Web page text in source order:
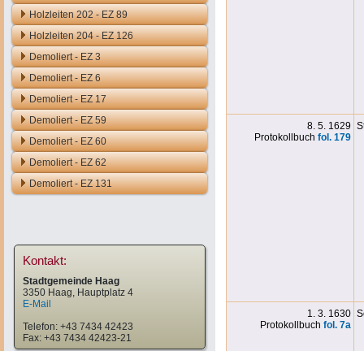
Holzleiten 202 - EZ 89
Holzleiten 204 - EZ 126
Demoliert - EZ 3
Demoliert - EZ 6
Demoliert - EZ 17
Demoliert - EZ 59
Demoliert - EZ 60
Demoliert - EZ 62
Demoliert - EZ 131
Kontakt:
Stadtgemeinde Haag
3350 Haag, Hauptplatz 4
E-Mail
Telefon: +43 7434 42423
Fax: +43 7434 42423-21
8. 5. 1629
Protokollbuch fol. 179
1. 3. 1630
Protokollbuch fol. 7a